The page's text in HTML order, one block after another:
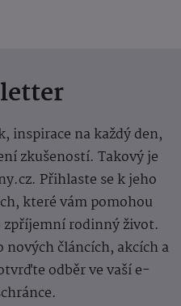
inspirace na každý den,
zkušeností. Takový je
Přihlaste se k jeho
které vám pomohou
zpříjemní rodinný život.
článcích, akcích a
odběr ve vaší e-